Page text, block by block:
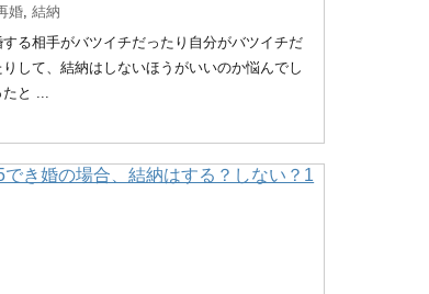
婚,結納
する相手がバツイチだったり自分がバツイチだ
りして、結納はしないほうがいいのか悩んでし
たと ...